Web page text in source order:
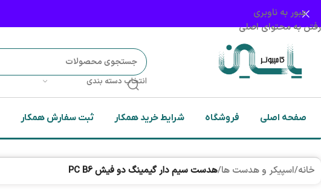
عبور به ناوبری
رفتن به محتوای اصلی
انتخاب دسته بندی
صفحه اصلی فروشگاه شرایط خرید همکار ثبت سفارش همکار
خانه/اسپیکر و هدست ها/هدست سیم دار گیمینگ دو فیش PC B6